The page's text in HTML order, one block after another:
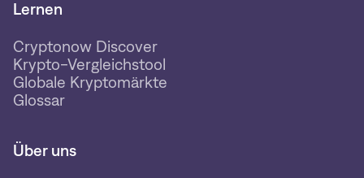
Lernen
Cryptonow Discover
Krypto-Vergleichstool
Globale Kryptomärkte
Glossar
Über uns